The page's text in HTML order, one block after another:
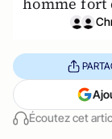
Écoutez cet